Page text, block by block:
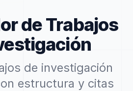
de Trabajos
de investigación
estructura y citas